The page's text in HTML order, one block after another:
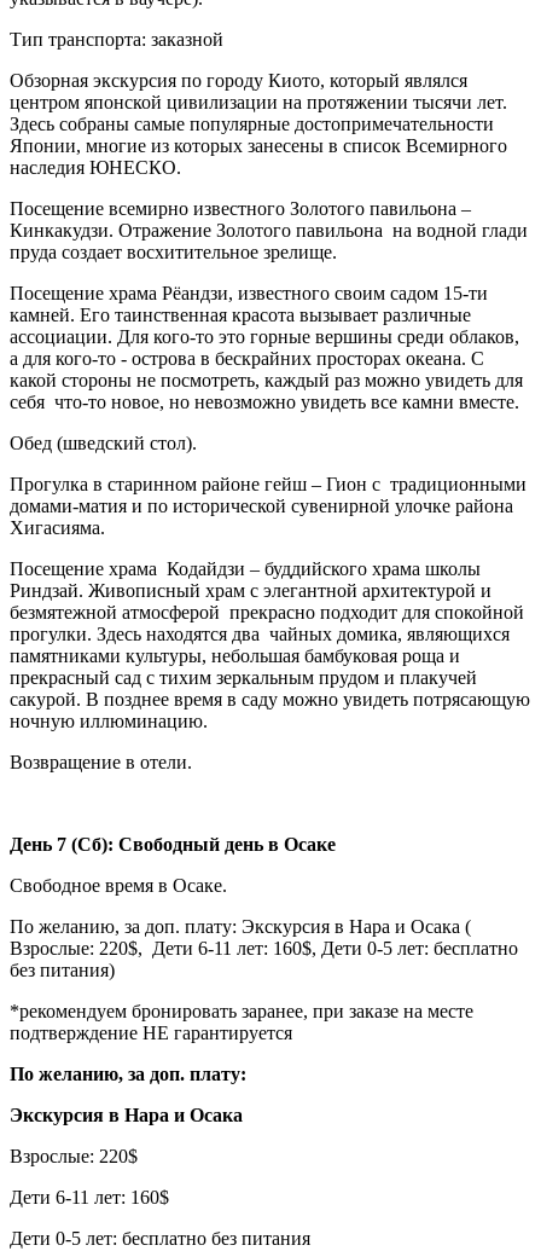
Тип транспорта: заказной
Обзорная экскурсия по городу Киото, который являлся
центром японской цивилизации на протяжении тысячи лет.
Здесь собраны самые популярные достопримечательности
Японии, многие из которых занесены в список Всемирного
наследия ЮНЕСКО.
Посещение всемирно известного Золотого павильона –
Кинкакудзи. Отражение Золотого павильона на водной глади
пруда создает восхитительное зрелище.
Посещение храма Рёандзи, известного своим садом 15-ти
камней. Его таинственная красота вызывает различные
ассоциации. Для кого-то это горные вершины среди облаков,
а для кого-то - острова в бескрайних просторах океана. С
какой стороны не посмотреть, каждый раз можно увидеть для
себя что-то новое, но невозможно увидеть все камни вместе.
Обед (шведский стол).
Прогулка в старинном районе гейш – Гион с традиционными
домами-матия и по исторической сувенирной улочке района
Хигасияма.
Посещение храма Кодайдзи – буддийского храма школы
Риндзай. Живописный храм с элегантной архитектурой и
безмятежной атмосферой прекрасно подходит для спокойной
прогулки. Здесь находятся два чайных домика, являющихся
памятниками культуры, небольшая бамбуковая роща и
прекрасный сад с тихим зеркальным прудом и плакучей
сакурой. В позднее время в саду можно увидеть потрясающую
ночную иллюминацию.
Возвращение в отели.
День 7 (Сб): Свободный день в Осаке
Свободное время в Осаке.
По желанию, за доп. плату: Экскурсия в Нара и Осака (
Взрослые: 220$, Дети 6-11 лет: 160$, Дети 0-5 лет: бесплатно
без питания)
*рекомендуем бронировать заранее, при заказе на месте
подтверждение НЕ гарантируется
По желанию, за доп. плату:
Экскурсия в Нара и Осака
Взрослые: 220$
Дети 6-11 лет: 160$
Дети 0-5 лет: бесплатно без питания